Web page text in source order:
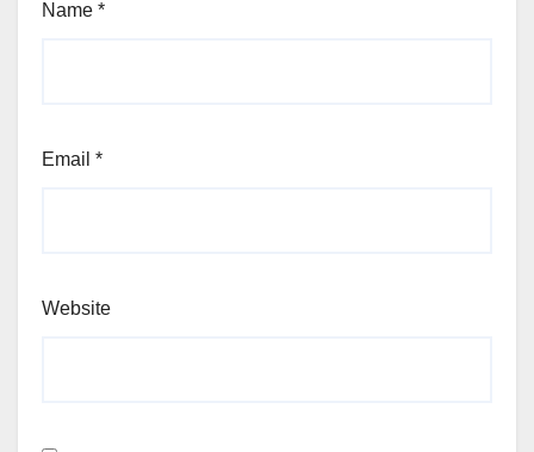
Name *
Email *
Website